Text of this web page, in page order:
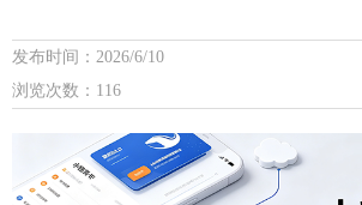
发布时间：2026/6/10
浏览次数：116